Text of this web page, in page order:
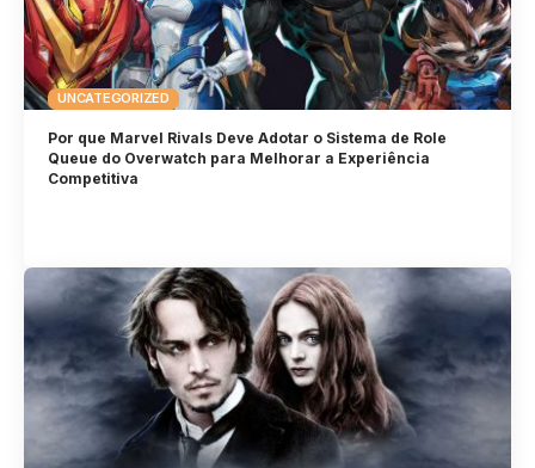
UNCATEGORIZED
Por que Marvel Rivals Deve Adotar o Sistema de Role
Queue do Overwatch para Melhorar a Experiência
Competitiva